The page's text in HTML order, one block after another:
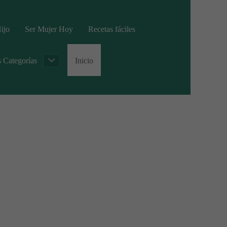
Ser Mujer Hoy Recetas fáciles
Categorías Inicio